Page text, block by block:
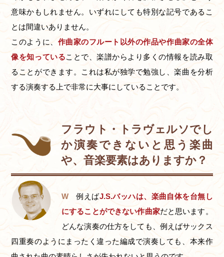
意味かもしれません。いずれにしても特別な記号であるこ
とは間違いありません。
このように、 作曲家のフルート以外の作品や作曲家の全体
像を知っていることで、楽譜からより多くの情報を読み取
ることができます。これは私が独学で勉強し、楽曲を分析
する演奏する上で非常に大事にしていることです。
フラウト・トラヴェルソでし
か演奏できないと思う楽曲
や、音楽要素はありますか？
W 例えばJ.S.バッハは、楽曲自体を台無し
にすることができない作曲家だと思います。
どんな演奏の仕方をしても、例えばサックス
四重奏のようにまったく違った編成で演奏しても、本来作